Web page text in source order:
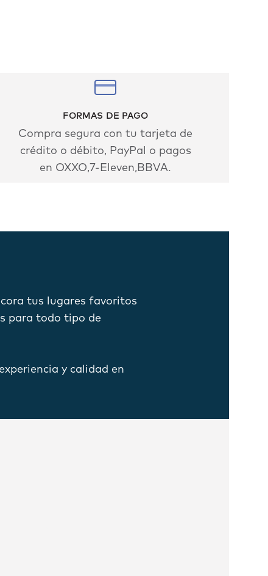
FORMAS DE PAGO
Compra segura con tu tarjeta de
crédito o débito, PayPal o pagos
en OXXO,7-Eleven,BBVA.
tus lugares favoritos
para todo tipo de
y calidad en